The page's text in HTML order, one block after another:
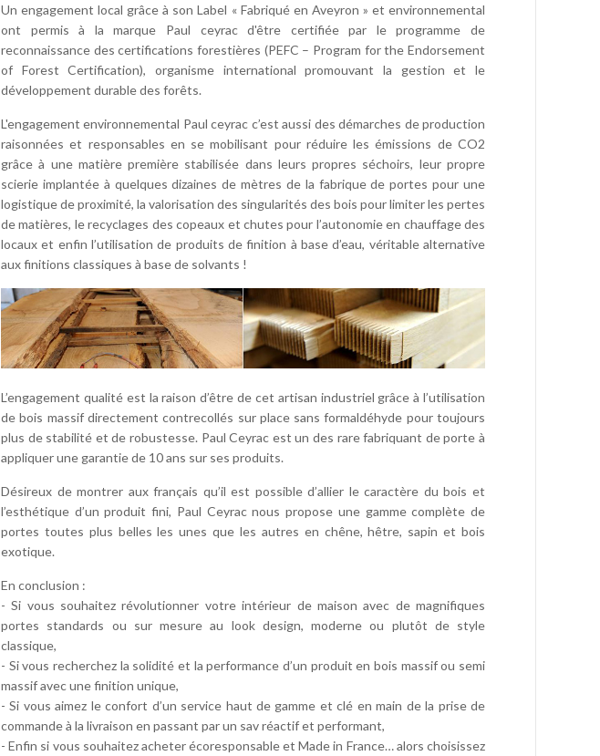
Un engagement local grâce à son Label « Fabriqué en Aveyron » et environnemental
ont permis à la marque Paul ceyrac d'être certifiée par le programme de
reconnaissance des certifications forestières (PEFC – Program for the Endorsement
of Forest Certification), organisme international promouvant la gestion et le
développement durable des forêts.
L'engagement environnemental Paul ceyrac c’est aussi des démarches de production
raisonnées et responsables en se mobilisant pour réduire les émissions de CO2
grâce à une matière première stabilisée dans leurs propres séchoirs, leur propre
scierie implantée à quelques dizaines de mètres de la fabrique de portes pour une
logistique de proximité, la valorisation des singularités des bois pour limiter les pertes
de matières, le recyclages des copeaux et chutes pour l’autonomie en chauffage des
locaux et enfin l’utilisation de produits de finition à base d’eau, véritable alternative
aux finitions classiques à base de solvants !
L’engagement qualité est la raison d’être de cet artisan industriel grâce à l’utilisation
de bois massif directement contrecollés sur place sans formaldéhyde pour toujours
plus de stabilité et de robustesse. Paul Ceyrac est un des rare fabriquant de porte à
appliquer une garantie de 10 ans sur ses produits.
Désireux de montrer aux français qu’il est possible d’allier le caractère du bois et
l’esthétique d’un produit fini, Paul Ceyrac nous propose une gamme complète de
portes toutes plus belles les unes que les autres en chêne, hêtre, sapin et bois
exotique.
En conclusion :
- Si vous souhaitez révolutionner votre intérieur de maison avec de magnifiques
portes standards ou sur mesure au look design, moderne ou plutôt de style
classique,
- Si vous recherchez la solidité et la performance d’un produit en bois massif ou semi
massif avec une finition unique,
- Si vous aimez le confort d’un service haut de gamme et clé en main de la prise de
commande à la livraison en passant par un sav réactif et performant,
- Enfin si vous souhaitez acheter écoresponsable et Made in France… alors choisissez